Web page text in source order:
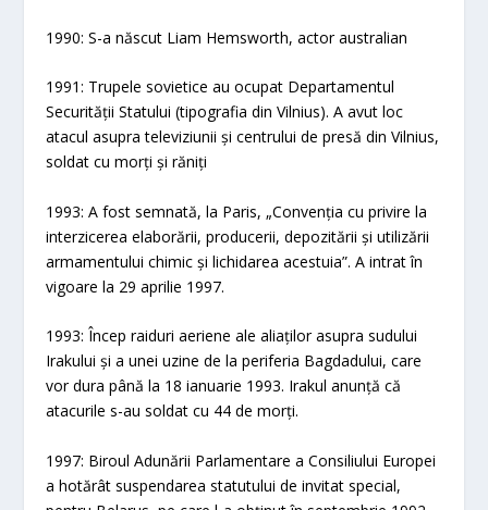
1990: S-a născut Liam Hemsworth, actor australian
1991: Trupele sovietice au ocupat Departamentul
Securității Statului (tipografia din Vilnius). A avut loc
atacul asupra televiziunii și centrului de presă din Vilnius,
soldat cu morți și răniți
1993: A fost semnată, la Paris, „Convenția cu privire la
interzicerea elaborării, producerii, depozitării și utilizării
armamentului chimic și lichidarea acestuia”. A intrat în
vigoare la 29 aprilie 1997.
1993: Încep raiduri aeriene ale aliaților asupra sudului
Irakului și a unei uzine de la periferia Bagdadului, care
vor dura până la 18 ianuarie 1993. Irakul anunță că
atacurile s-au soldat cu 44 de morți.
1997: Biroul Adunării Parlamentare a Consiliului Europei
a hotărât suspendarea statutului de invitat special,